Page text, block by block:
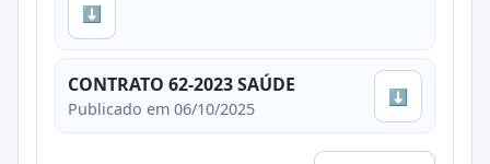
⬇
CONTRATO 62-2023 SAÚDE
Publicado em 06/10/2025
⬇